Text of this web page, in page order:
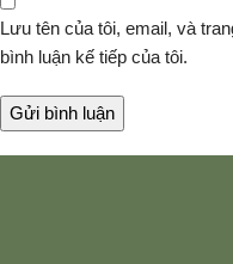
Lưu tên của tôi, email, và
bình luận kế tiếp của tôi.